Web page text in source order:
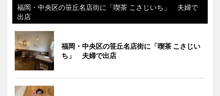
福岡・中央区の笹丘名店街に「喫茶 こさじいち」 夫婦で
出店
福岡・中央区の笹丘名店街に「喫茶 こさじい
ち」 夫婦で出店